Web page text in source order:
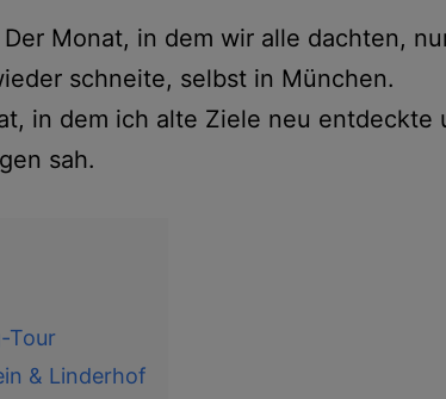
Monat, in dem wir alle dachten,
schneite, selbst in München.
in dem ich alte Ziele neu entdeckte
sah.
Tour
& Linderhof